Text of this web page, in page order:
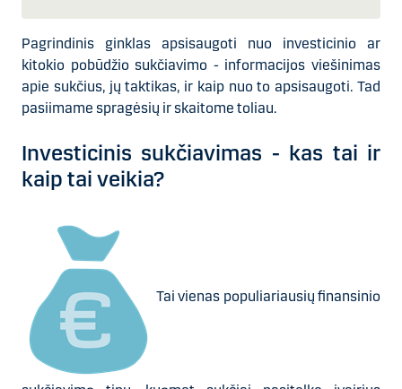
Pagrindinis ginklas apsisaugoti nuo investicinio ar
kitokio pobūdžio sukčiavimo - informacijos viešinimas
apie sukčius, jų taktikas, ir kaip nuo to apsisaugoti. Tad
pasiimame spragėsių ir skaitome toliau.
Investicinis sukčiavimas - kas tai ir
kaip tai veikia?
Tai vienas populiariausių finansinio